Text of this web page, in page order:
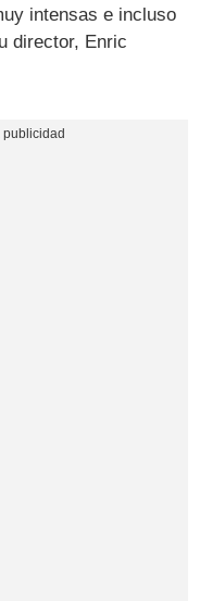
intensas e incluso
director, Enric